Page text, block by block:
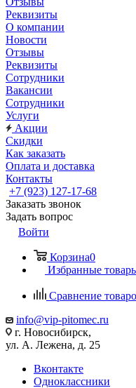
Реквизиты
О компании
Новости
Отзывы
Реквизиты
Сотрудники
Вакансии
Сотрудники
Услуги
Акции
Скидки
Как заказать
Оплата и доставка
Контакты
+7 (923) 127-17-68
Заказать звонок
Задать вопрос
Войти
Корзина0
Избранные
Сравнение
info@vip-pitomec.ru
г. Новосибирск,
ул. А. Лежена, д. 25
Вконтакте
Одноклассники